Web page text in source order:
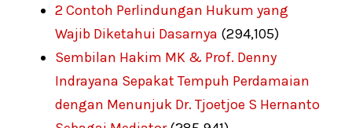
2 Contoh Perlindungan Hukum yang
Wajib Diketahui Dasarnya (294,105)
Sembilan Hakim MK & Prof. Denny
Indrayana Sepakat Tempuh Perdamaian
dengan Menunjuk Dr. Tjoetjoe S Hernanto